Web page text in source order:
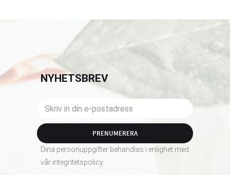
NYHETSBREV
PRENUMERERA
Dina personuppgifter behandlas i enlighet med
vår integritetspolicy.